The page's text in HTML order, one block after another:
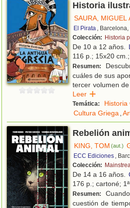
Historia
SAURA, MIGUEL
El Pirata ,
Colección: Historia
De 10 a 12 años.
116 p.; 15x20
Resumen:
cuáles de sus
tercer volumen
Leer
Temática: Historia
Cultura Griega,
Rebelión
KING, TOM (aut.)
ECC Ediciones ,
Colección:
De 14 a 16 años.
176 p.; cartoné;
Resumen:
cuestión de